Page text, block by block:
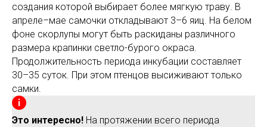
создания которой выбирает более мягкую траву. В
апреле–мае самочки откладывают 3–6 яиц. На белом
фоне скорлупы могут быть раскиданы различного
размера крапинки светло-бурого окраса.
Продолжительность периода инкубации составляет
30–35 суток. При этом птенцов высиживают только
самки.
Это интересно! На протяжении всего периода